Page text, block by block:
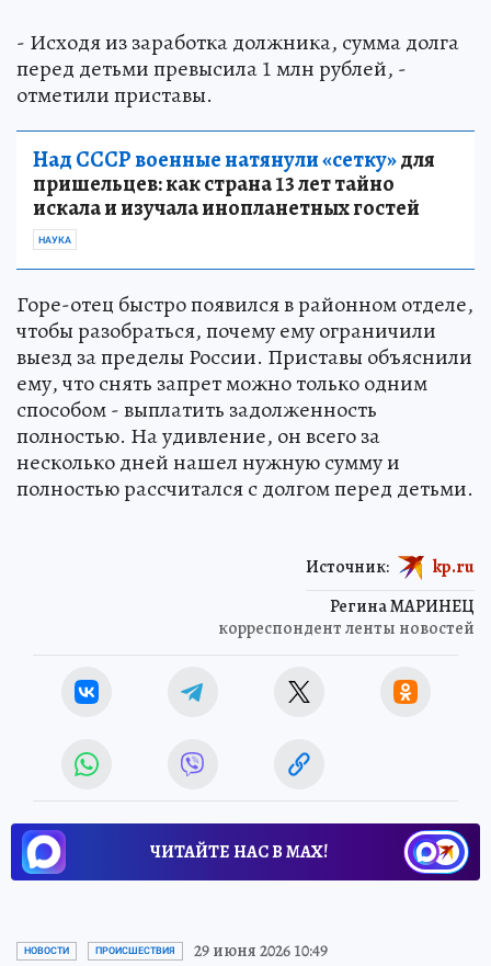
- Исходя из заработка должника, сумма долга
перед детьми превысила 1 млн рублей, -
отметили приставы.
Над СССР военные натянули «сетку»для
пришельцев: как страна 13 лет тайно
искала и изучала инопланетных гостей
НАУКА
Горе-отец быстро появился в районном отделе,
чтобы разобраться, почему ему ограничили
выезд за пределы России. Приставы объяснили
ему, что снять запрет можно только одним
способом - выплатить задолженность
полностью. На удивление, он всего за
несколько дней нашел нужную сумму и
полностью рассчитался с долгом перед детьми.
Регина МАРИНЕЦ
корреспондент ленты новостей
Источник: kp.ru
ЧИТАЙТЕ НАС В МАХ!
НОВОСТИ ПРОИСШЕСТВИЯ 29 июня 2026 10:49